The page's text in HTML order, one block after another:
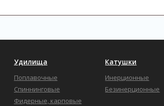
Удилища
Поплавочные
Спиннинговые
Фидерные, карповые
Катушки
Инерционные
Безинерционные